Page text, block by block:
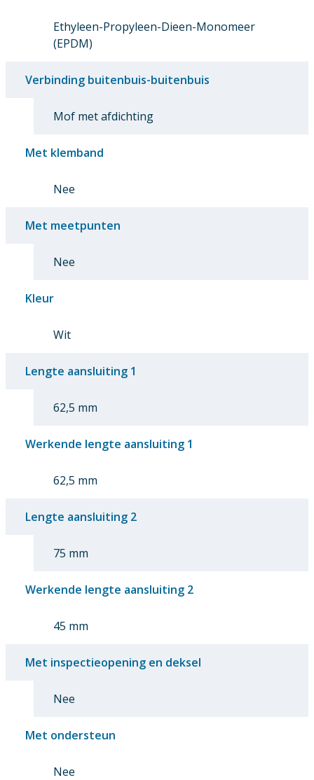
Ethyleen-Propyleen-Dieen-Monomeer
(EPDM)
Verbinding buitenbuis-buitenbuis
Mof met afdichting
Met klemband
Nee
Met meetpunten
Nee
Kleur
Wit
Lengte aansluiting 1
62,5 mm
Werkende lengte aansluiting 1
62,5 mm
Lengte aansluiting 2
75 mm
Werkende lengte aansluiting 2
45 mm
Met inspectieopening en deksel
Nee
Met ondersteun
Nee